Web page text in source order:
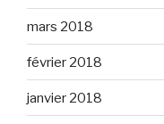
mars 2018
février 2018
janvier 2018